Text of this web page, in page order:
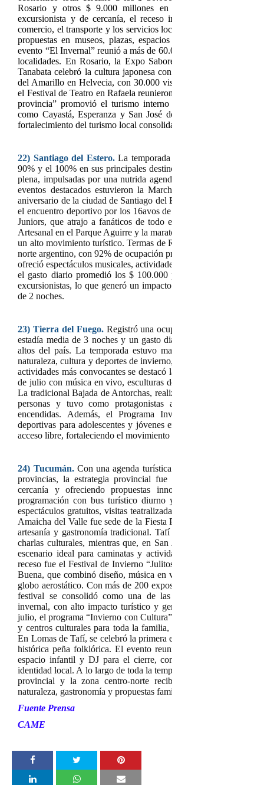
Rosario y otros $ 9.000 millones en la ciudad de Santa
excursionista y de cercanía, el receso invernal dejó
comercio, el transporte y los servicios locales.
propuestas en museos, plazas, espacios culturales y
evento “El Invernal” reunió a más de 60.000 asistentes,
localidades. En Rosario, la Expo Sabores y Algo Más
Tanabata celebró la cultura japonesa con 12.000 asistentes.
del Amarillo en Helvecia, con 30.000 visitantes, la Fiesta de la
el Festival de Teatro en Rafaela reunieron a 15.000
provincia” promovió el turismo interno con circuitos guiados
como Cayastá, Esperanza y San José de la Esquina. La
fortalecimiento del turismo local consolidaron a Santa Fe como
22) Santiago del Estero. La temporada invernal
90% y el 100% en sus principales destinos. La capital
plena, impulsadas por una nutrida agenda de actividades
eventos destacados estuvieron la Marcha de los Bombos,
aniversario de la ciudad de Santiago del Estero, con shows
el encuentro deportivo por los 16avos de final de la Copa
Juniors, que atrajo a fanáticos de todo el país. También se
Artesanal en el Parque Aguirre y la maratón urbana “La Ciudad
un alto movimiento turístico. Termas de Río Hondo volvió a ser
norte argentino, con 92% de ocupación promedio y picos del
ofreció espectáculos musicales, actividades para la familia y
el gasto diario promedió los $ 100.000 por persona y se
excursionistas, lo que generó un impacto económico de $
de 2 noches.
23)Tierra del Fuego.Registróuna ocupación hotelera y para-
estadía media de 3 noches y un gasto diario por turista que
altos del país. La temporada estuvo marcada por una fuerte
naturaleza, cultura y deportes de invierno, logrando atraer tanto a
actividades más convocantes se destacó la Fiesta Nacional del
de julio con música en vivo, esculturas de hielo, degustaciones,
La tradicional Bajada de Antorchas, realizada el 9 de julio en el
personas y tuvo como protagonistas a más de 120
encendidas. Además, el Programa Invierno TDF ofreció
deportivas para adolescentes y jóvenes en Ushuaia, Tolhuin y
acceso libre, fortaleciendo el movimiento interno y el turismo
24) Tucumán. Con unaagenda turística y cultural diversa que
provincias, la estrategia provincial fue enfrentar un
cercanía y ofreciendo propuestas innovadoras. En la
programación con bus turístico diurno y nocturno, caminatas
espectáculos gratuitos, visitas teatralizadas al Cementerio del
Amaicha del Valle fue sede de la Fiesta Provincial del Vino
artesanía y gastronomía tradicional. Tafí del Valle atrajo turistas
charlas culturales, mientras que, en San Javier, el Cristo
escenario ideal para caminatas y actividades al aire libre. Uno
receso fue el Festival de Invierno “Julitos y Julietas”, realizado
Buena, que combinó diseño, música en vivo, gastronomía,
globo aerostático. Con más de 200 expositores, actividades
festival se consolidó como una de las propuestas más
invernal, con alto impacto turístico y generación de empleo
julio, el programa “Invierno con Cultura” ofreció más de 140
y centros culturales para toda la familia, con teatro infantil,
En Lomas de Tafí, se celebró la primera edición del Festival El
histórica peña folklórica. El evento reunió bandas en vivo,
espacio infantil y DJ para el cierre, convocando a vecinos y
identidad local. A lo largo de toda la temporada, diversas
provincial y la zona centro-norte recibieron visitantes
naturaleza, gastronomía y propuestas familiares.
Fuente Prensa
CAME